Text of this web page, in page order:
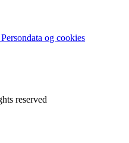
Persondata og cookies
reserved